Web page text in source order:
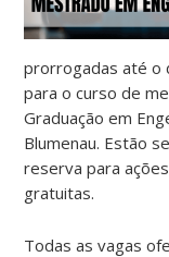
prorrogadas até o
para o curso de
Graduação em
Blumenau. Estão
reserva para
gratuitas.
Todas as vagas